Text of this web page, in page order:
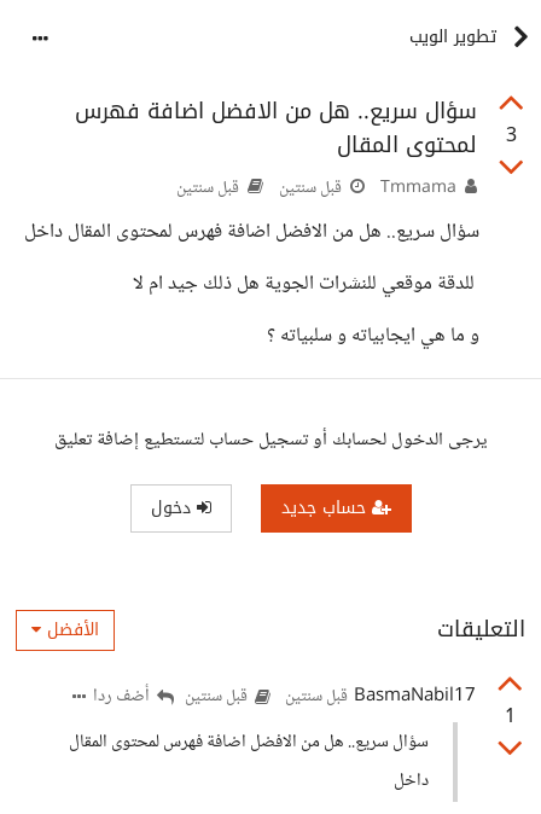
تطوير الويب
3
سؤال سريع.. هل من الافضل اضافة فهرس
لمحتوى المقال
قبل سنتين قبل سنتين
سؤال سريع.. هل من الافضل اضافة فهرس لمحتوى المقال داخل
للدقة موقعي للنشرات الجوية هل ذلك جيد ام لا
و ما هي ايجابياته و سلبياته ؟
يرجى الدخول لحسابك أو تسجيل حساب لتستطيع إضافة تعليق
حساب جديد دخول
التعليقات الأفضل
1
BasmaNabil17 قبل سنتين قبل سنتين
أضف ردا
سؤال سريع.. هل من الافضل اضافة فهرس لمحتوى المقال
داخل